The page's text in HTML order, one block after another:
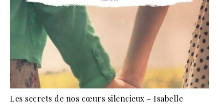
Les secrets de nos cœurs silencieux – Isabelle